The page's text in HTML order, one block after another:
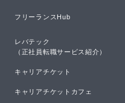
フリーランスHub
レバテック
（正社員転職サービス紹介）
キャリアチケット
キャリアチケットカフェ